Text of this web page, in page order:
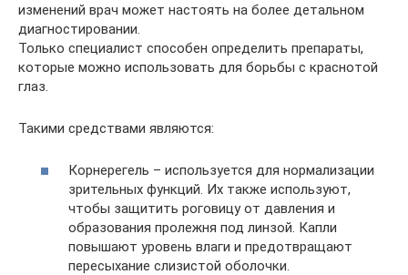
изменений врач может настоять на более детальном
диагностировании.
Только специалист способен определить препараты,
которые можно использовать для борьбы с краснотой
глаз.
Такими средствами являются:
Корнерегель – используется для нормализации
зрительных функций. Их также используют,
чтобы защитить роговицу от давления и
образования пролежня под линзой. Капли
повышают уровень влаги и предотвращают
пересыхание слизистой оболочки.